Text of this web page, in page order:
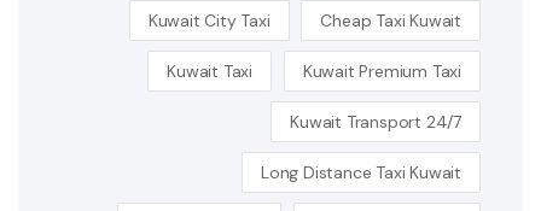
Cheap Taxi Kuwait
Kuwait City Taxi
Kuwait Premium Taxi
Kuwait Taxi
Kuwait Transport 24/7
Long Distance Taxi Kuwait